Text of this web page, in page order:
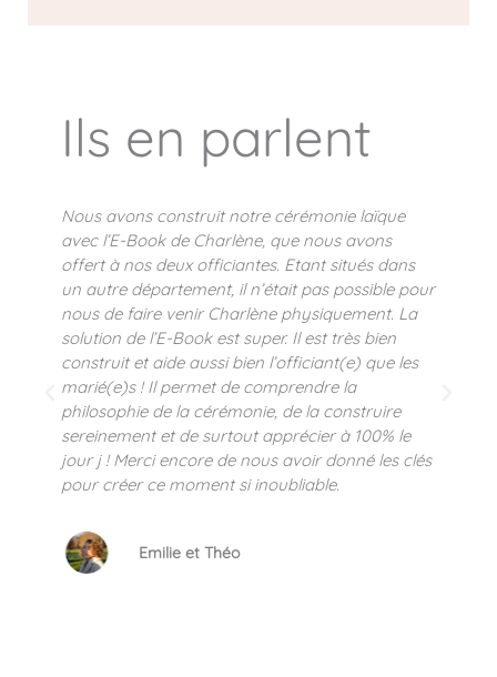
Ils en parlent
Nous avons construit notre cérémonie laïque
avec l’E-Book de Charlène, que nous avons
offert à nos deux officiantes. Etant situés dans
un autre département, il n’était pas possible pour
nous de faire venir Charlène physiquement. La
solution de l’E-Book est super. Il est très bien
construit et aide aussi bien l’officiant(e) que les
marié(e)s ! Il permet de comprendre la
philosophie de la cérémonie, de la construire
sereinement et de surtout apprécier à 100% le
jour j ! Merci encore de nous avoir donné les clés
pour créer ce moment si inoubliable.
Emilie et Théo